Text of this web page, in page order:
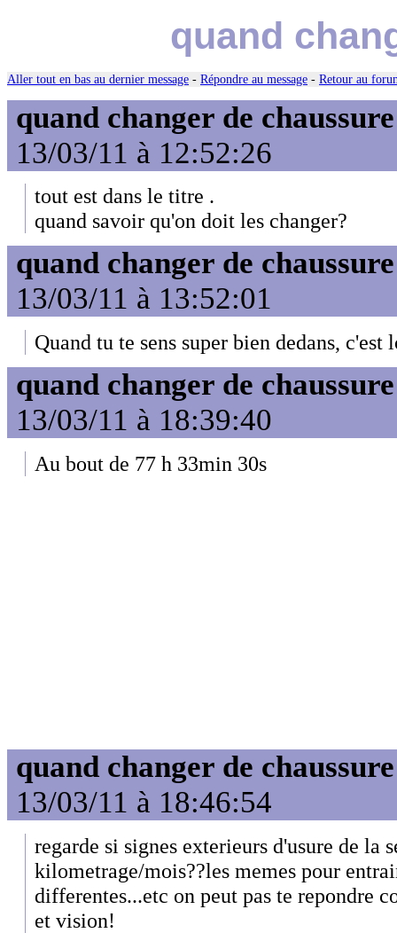
quand
Aller tout en bas au dernier message - Répondre au message - Retour au
quand changer de chaussure
13/03/11 à 12:52:26
tout est dans le titre .
quand savoir qu'on doit les changer?
quand changer de chaussure
13/03/11 à 13:52:01
Quand tu te sens super bien dedans, c'est
quand changer de chaussure
13/03/11 à 18:39:40
Au bout de 77 h 33min 30s
quand changer de chaussure
13/03/11 à 18:46:54
regarde si signes exterieurs d'usure de la
kilometrage/mois??les memes pour
differentes...etc on peut pas te repondre
et vision!